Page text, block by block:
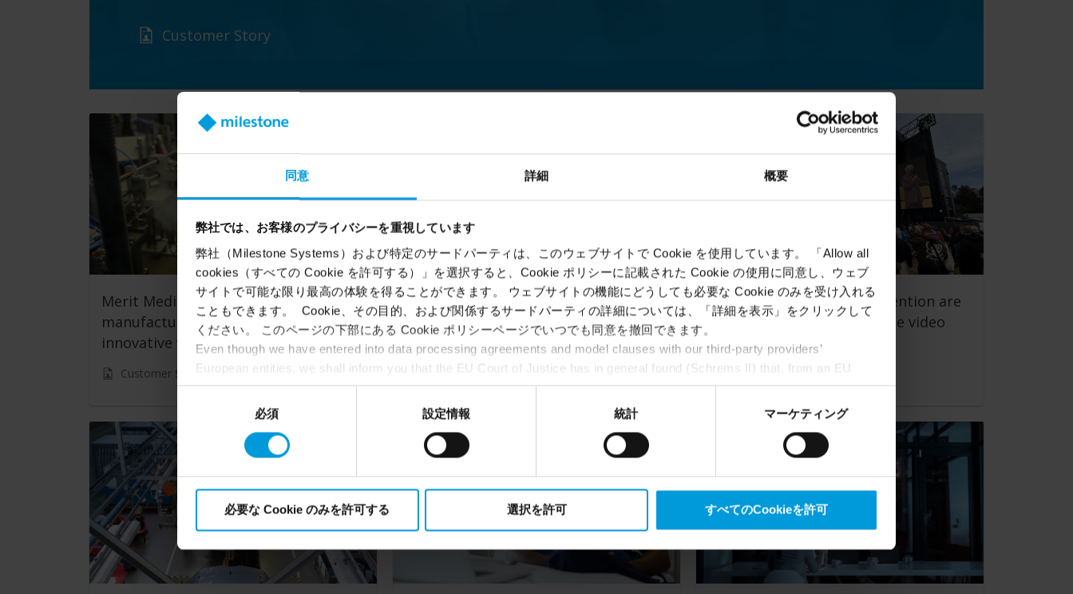
同意 詳細 概要
弊社では、お客様のプライバシーを重視しています
弊社（Milestone Systems）および特定のサードパーティは、このウェブサイトで Cookie を使用しています。 「Allow all
cookies（すべての Cookie を許可する）」を選択すると、Cookie ポリシーに記載された Cookie の使用に同意し、ウェブ
サイトで可能な限り最高の体験を得ることができます。 ウェブサイトの機能にどうしても必要な Cookie のみを受け入れる
こともできます。 Cookie、その目的、および関係するサードパーティの詳細については、「詳細を表示」をクリックして
ください。 このページの下部にある Cookie ポリシーページでいつでも同意を撤回できます。
Even though we have entered into data processing agreements and model clauses with our third-party providers’
European entities, we shall inform you that the EU Court of Justice has in general found (Schrems II) that, from an EU
perspective (please see latest statushere), for US owned companies (such as Microsoft and Google) there are not
appropriate safeguards in place in the US, as they may possibly be required to give data access to the United States
Intelligence Community without any judicial review. This means that, depending on the circumstance, Milestone also
collects and transfers your personal data to the US either based on your consent, and for Microsoft also based on
の
必須 設定情報 統計 マーケティング
必要な Cookie のみを許可する 選択を許可 すべてのCookieを許可
Customer Story
Merit Medical enhances
manufacturing oversight with
innovative video monitoring
Customer Story
Olympic readiness with flexible video
handles healthcare needs today and
tomorrow
Customer Story
Crowd safety and fire prevention are
orchestrated with Milestone video
tech
Customer Story